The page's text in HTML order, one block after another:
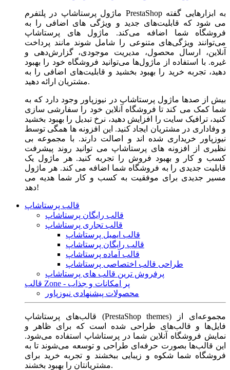
ماژول‌ پرستاشاپ در پلتفرم PrestaShop به ابزارهایی گفته
می شود که قابلیت‌های جدید و ویژگی های اضافی را به
فروشگاه شما اضافه می‌کند. ماژول های پرستاشاپ
می‌توانند ویژگی‌های متنوعی را شامل شوند مانند پرداخت
آنلاین، ارسال محصول، مدیریت موجودی، گزارش‌دهی و
غیره. با استفاده از ماژول‌ها می‌توانید فروشگاه خود را بهبود
دهید، تجربه خرید را بهبود بخشید و قابلیت‌های اضافی را به
مشتریان ارائه دهید.
بیش از صدها ماژول پرستاشاپ در نیوزپاور وجود دارد که به
شما کمک می کند تا فروشگاه آنلاین خود را سفارشی سازی
کنید، ترافیک سایت را افزایش دهید، نرخ تبدیل را بهبود بخشید
و وفاداری در مشتریان ایجاد کنید. این افزونه ها همگی توسط
نیوزپاور خریداری شده اند و اصالت دارند. با مجموعه بی
نظیری از افزونه های پرستاشاپ می توانید روند پیشرفت
کسب و کار و بهبود فروش را تجربه کنید. هر ماژول یک
قابلیت جدیدی را به فروشگاه شما اضافه می کند. هر ماژول
مسیر جدیدی برای موفقیت به کسب و کار شما هدیه می
دهد!
قالب پرستاشاپ
قالب رایگان پرستاشاپ
قالب تجاری پرستاشاپ
قالب ایمیل پرستاشاپ
قالب رایگان پرستاشاپ
قالب آماده پرستاشاپ
طراحی قالب اختصاصی پرستاشاپ
پرفروش ترین قالب های پرستاشاپ
قالب Zone - پر امکانات و جذاب
محصولات پیشنهادی نیوزپاور
قالب‌های پرستاشاپ (PrestaShop themes) مجموعه‌ای از
فایل‌ها و قالب‌های طراحی شده است که برای ظاهر و
نمایش فروشگاه آنلاین شما در پرستاشاپ استفاده می‌شود.
این قالب‌ها بصورت حرفه‌ای طراحی و توسعه می‌شوند تا به
فروشگاه شما شکوه و زیبایی ببخشند و تجربه خرید برای
مشتریانتان را بهبود بخشند.